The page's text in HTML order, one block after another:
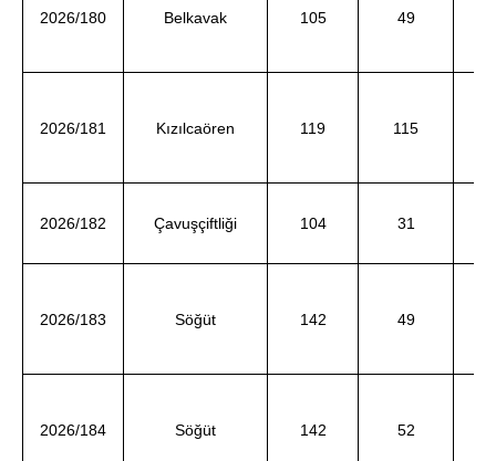
2026/180 Belkavak 105 49
2026/181 Kızılcaören 119 115
2026/182 Çavuşçiftliği 104 31
2026/183 Söğüt 142 49
2026/184 Söğüt 142 52